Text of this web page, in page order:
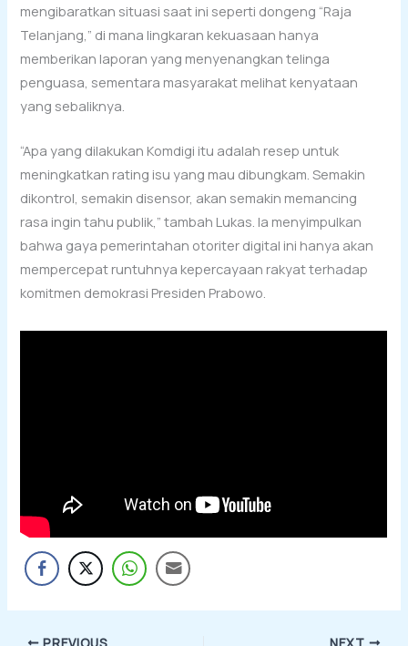
mengibaratkan situasi saat ini seperti dongeng “Raja
Telanjang,” di mana lingkaran kekuasaan hanya
memberikan laporan yang menyenangkan telinga
penguasa, sementara masyarakat melihat kenyataan
yang sebaliknya.
“Apa yang dilakukan Komdigi itu adalah resep untuk
meningkatkan rating isu yang mau dibungkam. Semakin
dikontrol, semakin disensor, akan semakin memancing
rasa ingin tahu publik,” tambah Lukas. Ia menyimpulkan
bahwa gaya pemerintahan otoriter digital ini hanya akan
mempercepat runtuhnya kepercayaan rakyat terhadap
komitmen demokrasi Presiden Prabowo.